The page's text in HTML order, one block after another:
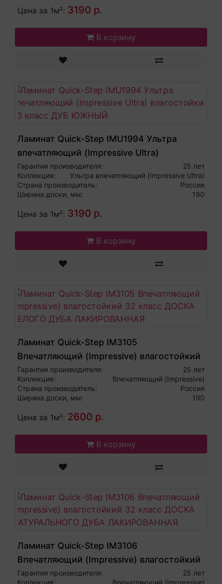
Цена за 1м²: 3190 р.
В корзину
Ламинат Quick-Step IMU1994 Ультра
впечатляющий (Impressive Ultra)
влагостойкий 33 класс ДУБ ЮЖНЫЙ
Гарантия производителя:
25 лет
Коллекция:
Ультра впечатляющий (Impressive Ultra)
Страна производитель:
Россия
Ширина доски, мм:
190
Цена за 1м²: 3190 р.
В корзину
Ламинат Quick-Step IM3105
Впечатляющий (Impressive) влагостойкий
32 класс ДОСКА БЕЛОГО ДУБА
ЛАКИРОВАННАЯ
Гарантия производителя:
25 лет
Коллекция:
Впечатляющий (Impressive)
Страна производитель:
Россия
Ширина доски, мм:
190
Цена за 1м²: 2600 р.
В корзину
Ламинат Quick-Step IM3106
Впечатляющий (Impressive) влагостойкий
32 класс ДОСКА НАТУРАЛЬНОГО ДУБА
Гарантия производителя:
25 лет
Коллекция:
Впечатляющий (Impressive)